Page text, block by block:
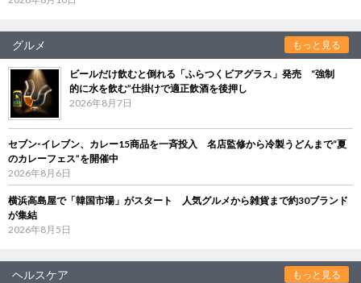
グルメ もっと見る
ビールだけ飲むと倒れる「ふらつくビアグラス」発売 “強制
的に水を飲む”仕掛けで適正飲酒を後押し
2026年8月7日
セブン‐イレブン、カレー15商品を一斉投入 名店監修から冷製うどんまで“夏
のカレーフェス”を開催中
2026年8月6日
横浜高島屋で「韓国市場」がスタート 人気グルメから雑貨まで約30ブランド
が集結
2026年8月5日
ヘルスケア もっと見る